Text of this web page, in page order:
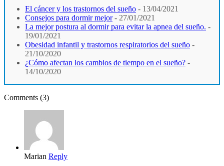
El cáncer y los trastornos del sueño - 13/04/2021
Consejos para dormir mejor- 27/01/2021
La mejor postura al dormir para evitar la apnea del sueño. -
19/01/2021
Obesidad infantil y trastornos respiratorios del sueño -
21/10/2020
¿Cómo afectan los cambios de tiempo en el sueño? -
14/10/2020
Comments (3)
Marian Reply